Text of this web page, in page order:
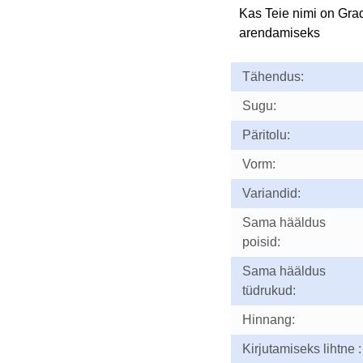
Kas Teie nimi on
arendamiseks
Tähendus:
Sugu:
Päritolu:
Vorm:
Variandid:
Sama hääldus
poisid:
Sama hääldus
tüdrukud:
Hinnang:
Kirjutamiseks lihtne :